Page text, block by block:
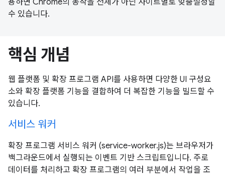
용하면 Chrome의 동작을 전체가 아닌 사이트별로 맞춤설정할
수 있습니다.
핵심 개념
웹 플랫폼 및 확장 프로그램 API를 사용하면 다양한 UI 구성요
소와 확장 플랫폼 기능을 결합하여 더 복잡한 기능을 빌드할 수
있습니다.
서비스 워커
확장 프로그램 서비스 워커 (service-worker.js)는 브라우저가
백그라운드에서 실행되는 이벤트 기반 스크립트입니다. 주로
데이터를 처리하고 확장 프로그램의 여러 부분에서 작업을 조